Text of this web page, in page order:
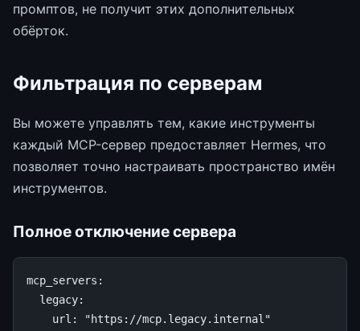
промптов, не получит этих дополнительных
обёрток.
Фильтрация по серверам
Вы можете управлять тем, какие инструменты
каждый MCP-сервер предоставляет Hermes, что
позволяет точно настраивать пространство имён
инструментов.
Полное отключение сервера
mcp_servers :
legacy:
url :
"https://mcp.legacy.internal"